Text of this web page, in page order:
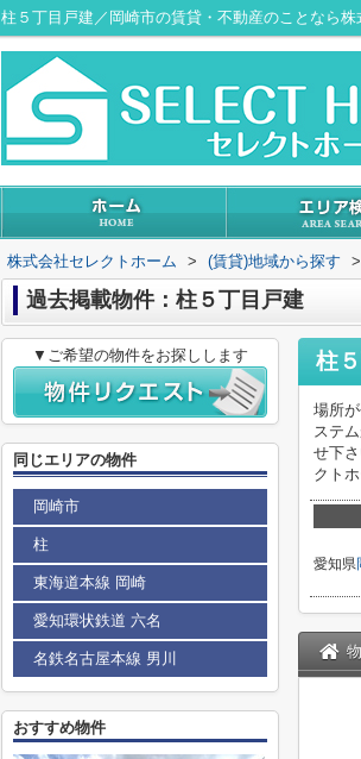
柱５丁目戸建／岡崎市の賃貸・不動産のことなら
株式会社セレクトホーム > (賃貸)地域から探す >
過去掲載物件：柱５丁目戸建
柱
場所
ステ
せ下
クト
愛知県
▼ご希望の物件をお探しします
同じエリアの物件
岡崎市
柱
東海道本線 岡崎
愛知環状鉄道 六名
名鉄名古屋本線 男川
おすすめ物件